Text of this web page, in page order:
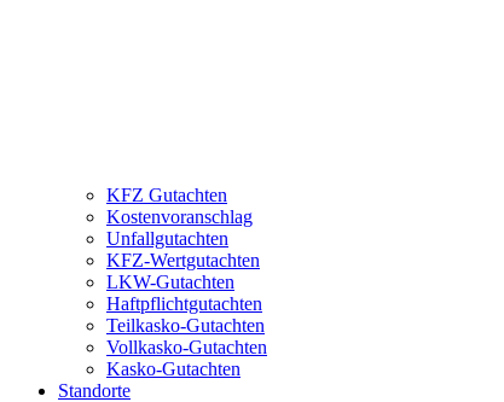
KFZ Gutachten
Kostenvoranschlag
Unfallgutachten
KFZ-Wertgutachten
LKW-Gutachten
Haftpflichtgutachten
Teilkasko-Gutachten
Vollkasko-Gutachten
Kasko-Gutachten
Standorte